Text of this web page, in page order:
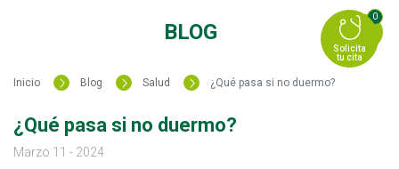
BLOG
0
Inicio Blog Salud ¿Qué pasa si no duermo?
¿Qué pasa si no duermo?
Marzo 11 - 2024
Solicita
tu cita